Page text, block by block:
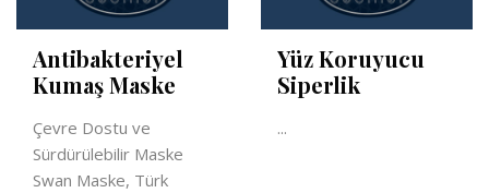
Antibakteriyel
Kumaş Maske
Çevre Dostu ve
Sürdürülebilir Maske
Swan Maske, Türk
Yüz Koruyucu
Siperlik
...